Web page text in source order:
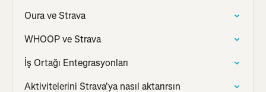
Oura ve Strava
WHOOP ve Strava
İş Ortağı Entegrasyonları
Aktivitelerini Strava'ya nasıl aktarırsın